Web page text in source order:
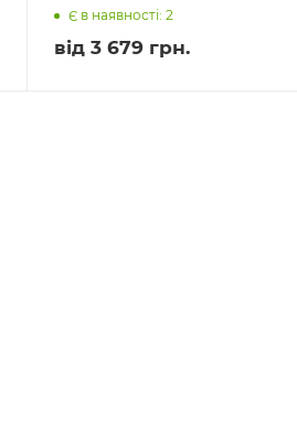
Є в наявності: 2
від 3 679 грн.